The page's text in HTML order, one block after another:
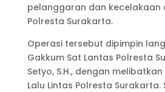
pelanggaran dan kecelakaan
Polresta Surakarta.
Operasi tersebut dipimpin
Gakkum Sat Lantas Polresta
Setyo, S.H., dengan
Lalu Lintas Polresta